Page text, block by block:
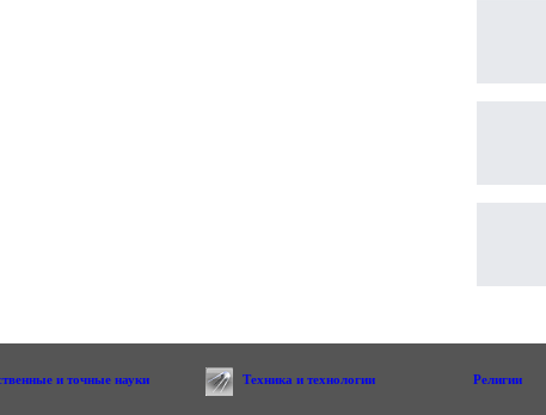
и точные науки Техника и технологии Религии